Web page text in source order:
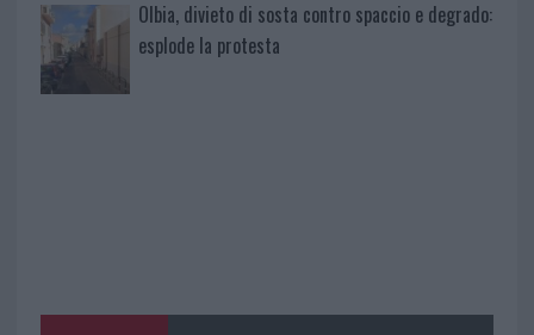
Olbia, divieto di sosta contro spaccio e degrado:
esplode la protesta